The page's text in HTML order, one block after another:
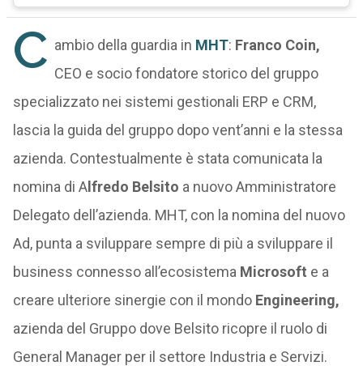
C ambio della guardia in MHT: Franco Coin,
CEO e socio fondatore storico del gruppo
specializzato nei sistemi gestionali ERP e CRM,
lascia la guida del gruppo dopo vent’anni e la stessa
azienda. Contestualmente è stata comunicata la
nomina di Alfredo Belsito a nuovo Amministratore
Delegato dell’azienda. MHT, con la nomina del nuovo
Ad, punta a sviluppare sempre di più a sviluppare il
business connesso all’ecosistema Microsoft e a
creare ulteriore sinergie con il mondo Engineering,
azienda del Gruppo dove Belsito ricopre il ruolo di
General Manager per il settore Industria e Servizi.